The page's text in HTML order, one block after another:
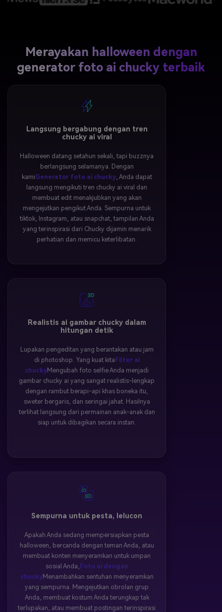
Merayakan halloween dengan
generator foto ai chucky terbaik
Langsung bergabung dengan tren
chucky ai viral
Halloween datang setahun sekali, tapi buzznya
berlangsung selamanya. Dengan
kamiGenerator foto ai chucky, Anda dapat
langsung mengikuti tren chucky ai viral dan
membuat edit menakjubkan yang akan
mengejutkan pengikut Anda. Sempurna untuk
tiktok, Instagram, atau snapchat, tampilan Anda
yang terinspirasi dari Chucky dijamin menarik
perhatian dan memicu keterlibatan.
Realistis ai gambar chucky dalam
hitungan detik
Lupakan pengeditan yang berantakan atau jam
di photoshop. Yang kuat kita Filter ai
chuckyMengubah foto selfie Anda menjadi
gambar chucky ai yang sangat realistis-lengkap
dengan rambut berapi-api khas boneka itu,
sweter bergaris, dan seringai jahat. Hasilnya
terlihat langsung dari permainan anak-anak dan
siap untuk dibagikan secara instan.
Sempurna untuk pesta, lelucon
Apakah Anda sedang mempersiapkan pesta
halloween, bercanda dengan teman Anda, atau
membuat konten menyeramkan untuk umpan
sosial Anda, Foto ai dengan
chuckyMenambahkan sentuhan menyeramkan
yang sempurna. Mengejutkan obrolan grup
Anda, membuat kostum Anda terungkap tak
terlupakan, atau membuat postingan terinspirasi